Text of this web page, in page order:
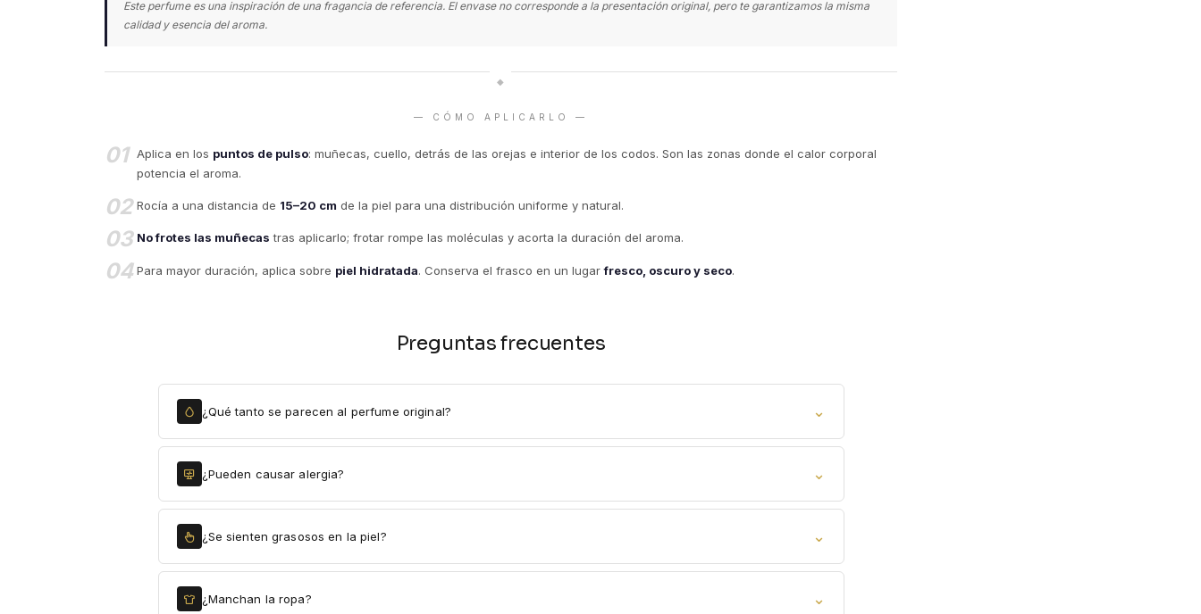
Este perfume es una inspiración de una fragancia de referencia. El envase no corresponde a la presentación original, pero te garantizamos la misma
calidad y esencia del aroma.
◆
— CÓMO APLICARLO —
01 Aplica en los puntos de pulso: muñecas, cuello, detrás de las orejas e interior de los codos. Son las zonas donde el calor corporal
potencia el aroma.
02 Rocía a una distancia de 15–20 cm de la piel para una distribución uniforme y natural.
03 No frotes las muñecas tras aplicarlo; frotar rompe las moléculas y acorta la duración del aroma.
04 Para mayor duración, aplica sobre piel hidratada. Conserva el frasco en un lugarfresco, oscuro y seco.
Preguntas frecuentes
¿Qué tanto se parecen al perfume original? ⌄
¿Pueden causar alergia? ⌄
¿Se sienten grasosos en la piel? ⌄
¿Manchan la ropa? ⌄